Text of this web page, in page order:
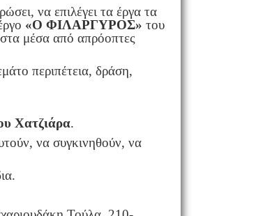
να επιλέγει τα έργα τα
«Ο ΦΙΛΑΡΓΥΡΟΣ» του
μέσα από απρόοπτες
περιπέτεια, δράση,
Χατζιάρα.
να συγκινηθούν, να